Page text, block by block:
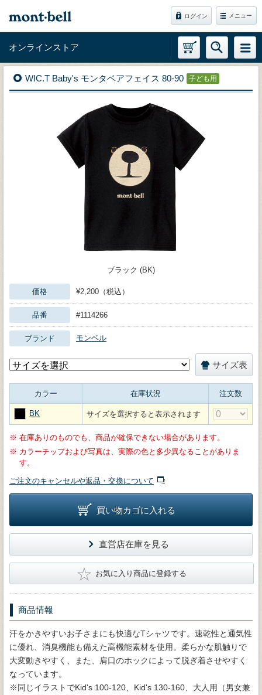
ログイン メニュー
オンラインストア
WIC.T Baby's モンタベアフェイス 80-90 子ども用
ブラック (BK)
価格 ¥2,200（税込）
品番 #1114266
ブランド モンベル
サイズ表
カラー 在庫状況 注文数
BK サイズを選択すると表示されます
※ 在庫ありのものでも、商品が確保できない場合があります。
※ カラーチップおよび写真は、実際の色と多少異なることがありま
す。
ご注文のキャンセルや返品・交換について
買い物カゴに入れる
直営店在庫を見る
★ お気に入り商品に登録する
商品情報
汗をかきやすいお子さまにも快適なTシャツです。速乾性と通気性
に優れ、消臭機能も備えた高機能素材を使用。柔らかな肌触りで
大変動きやすく、また、肩口のホックによって脱ぎ着させやすく
なっています。
※同じイラストでKid's 100-120、Kid's 130-160、大人用（男女兼